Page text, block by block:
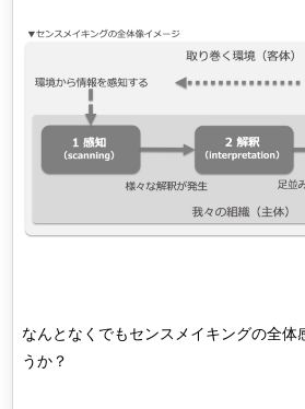
なんとなくでもセンスメイキングの全体
うか？